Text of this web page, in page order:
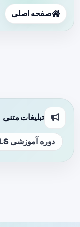
صفحه اصلی
تبلیغات متنی
دوره آموزشی ATLS